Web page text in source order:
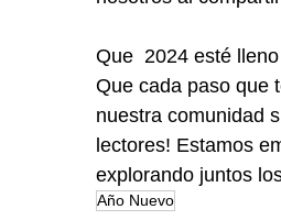
Que  2024 esté
Que cada paso que
nuestra comunidad
lectores! Estamos
explorando juntos
Año Nuevo